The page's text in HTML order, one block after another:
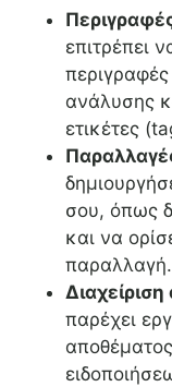
επιτρέπει
ανάλυσης
ετικέτες
σου, όπως
και να
παραλλαγή.
παρέχει